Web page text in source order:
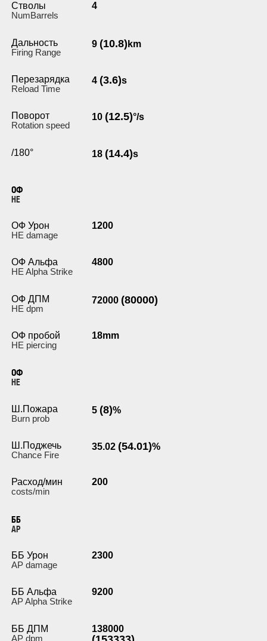
Стволы
NumBarrels
4
Дальность
Firing Range
9 (10.8) km
Перезарядка
Reload Time
4 (3.6)s
Поворот
Rotation speed
10 (12.5)°/s
/180° 18 (14.4)s
ОФ
HE
ОФ Урон
HE damage
1200
ОФ Альфа
HE Alpha Strike
4800
ОФ ДПМ
HE dpm
72000 (80000)
ОФ пробой
HE piercing
18mm
ОФ
HE
Ш.Пожара
Burn prob
5 (8)%
Ш.Поджечь
Chance Fire
35.02 (54.01)%
Расход/мин
costs/min
200
ББ
AP
ББ Урон
AP damage
2300
ББ Альфа
AP Alpha Strike
9200
ББ ДПМ
AP dpm
138000